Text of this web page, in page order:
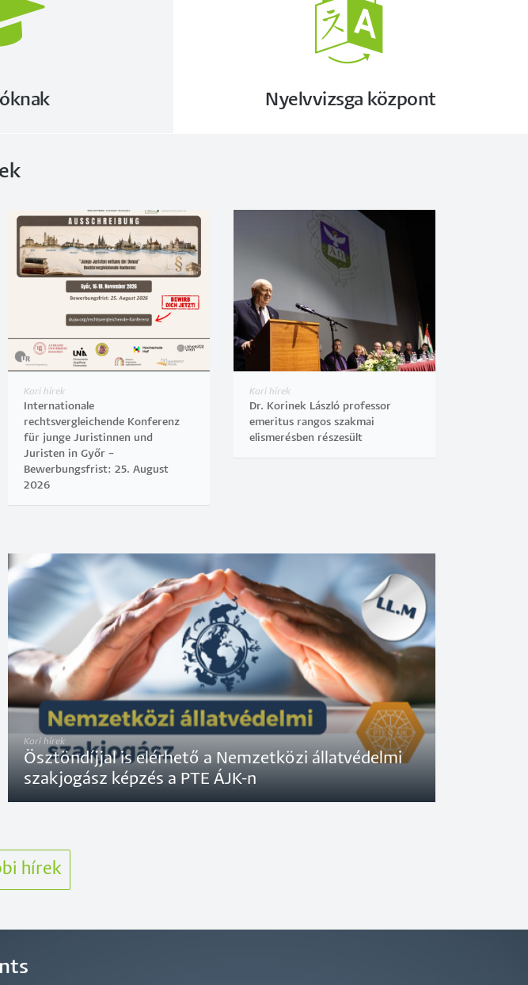
Nyelvvizsga központ
Kari hírek
Internationale
rechtsvergleichende Konferenz
für junge Juristinnen und
Juristen in Győr –
Bewerbungsfrist: 25. August
2026
Kari hírek
Dr. Korinek László professor
emeritus rangos szakmai
elismerésben részesült
Kari hírek
Ösztöndíjjal is elérhető a Nemzetközi állatvédelmi
szakjogász képzés a PTE ÁJK-n
hírek